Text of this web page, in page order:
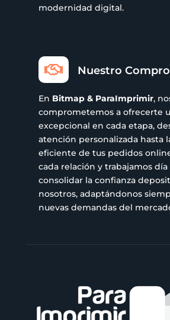
modernidad digital.
 Nuestro
En Bitmap & ParaImprimir,
comprometemos a ofrecerte
excepcional en cada etapa,
atención personalizada hasta
eficiente de tus pedidos
cada relación y trabajamos día
consolidar la confianza
nosotros, adaptándonos
nuevas demandas del